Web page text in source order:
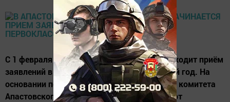
С 1 февраля 2019 по 30 июня 2019 года проходит приём
заявлений в 1-й класс на 2019-2020 учебный год. На
основании постановления Исполнительного комитета
Апастовского муниципального района №6 от